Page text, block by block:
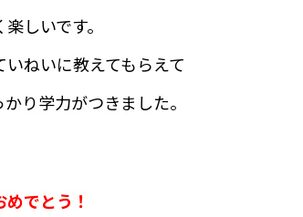
しいです。
ねいに教えてもらえて
り学力がつきました。
でとう！